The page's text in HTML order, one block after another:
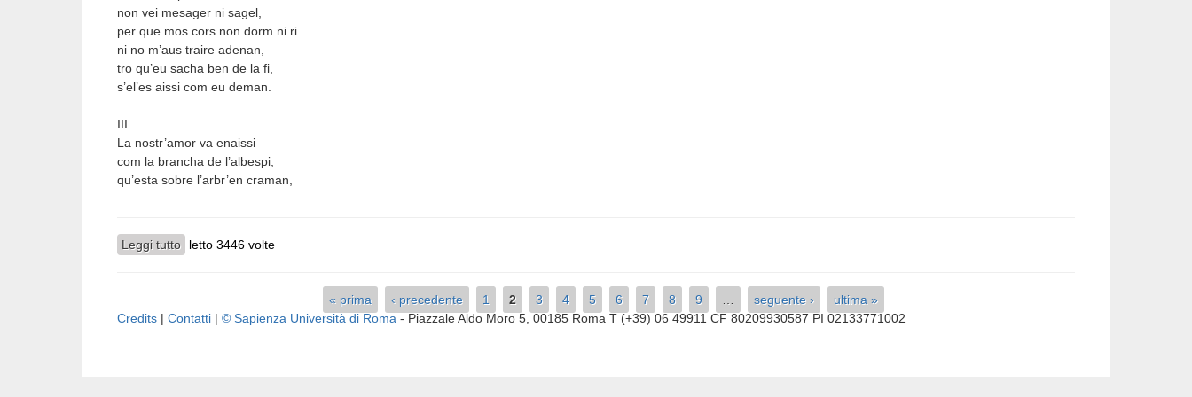
non vei mesager ni sagel,
per que mos cors non dorm ni ri
ni no m’aus traire adenan,
tro qu’eu sacha ben de la fi,
s’el’es aissi com eu deman.
III
La nostr’amor va enaissi
com la brancha de l’albespi,
qu’esta sobre l’arbr’en craman,
Leggi tutto su Pasero
letto 3446 volte
Pagine
« prima ‹ precedente 1 2 3 4 5 6 7 8 9 seguente ›
ultima »
Credits | Contatti | © Sapienza Università di Roma - Piazzale Aldo Moro 5, 00185 Roma T (+39) 06 49911 CF 80209930587 PI 02133771002